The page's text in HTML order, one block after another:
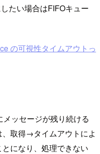
たい場合はFIFOキュー
の可視性タイムアウトっ
ッセージが残り続ける
取得→タイムアウトによ
になり、処理できない